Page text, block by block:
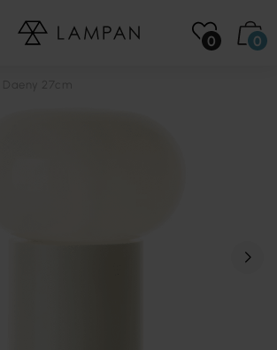
0 0